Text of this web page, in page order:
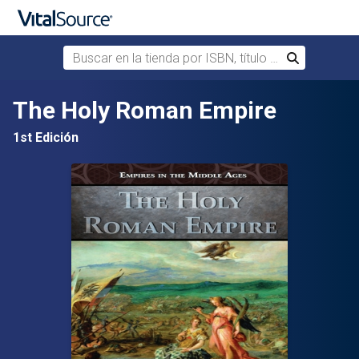
Saltar al contenido principal
Buscar en la tienda por ISBN, título o autor
Buscar
The Holy Roman Empire
1st Edición